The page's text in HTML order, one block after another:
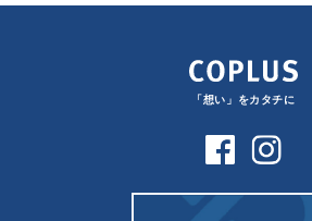
「想い」をカタチに